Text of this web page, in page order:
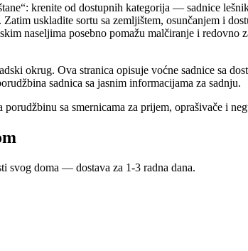
krenite od dostupnih kategorija — sadnice
Zatim uskladite sortu sa zemljištem, osunčanjem i
naseljima posebno pomažu malčiranje i
okrug. Ova stranica opisuje voćne sadnice sa
sadnica sa jasnim informacijama za sadnju.
porudžbinu sa smernicama za prijem, oprašivače i
svog doma — dostava za 1-3 radna dana.